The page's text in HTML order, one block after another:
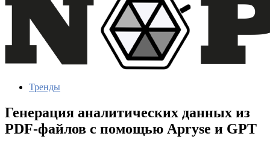
Тренды
Генерация аналитических данных из
PDF-файлов с помощью Apryse и GPT